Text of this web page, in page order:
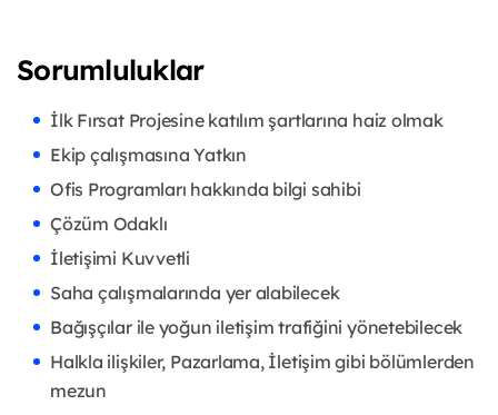
Sorumluluklar
İlk Fırsat Projesine katılım şartlarına haiz olmak
Ekip çalışmasına Yatkın
Ofis Programları hakkında bilgi sahibi
Çözüm Odaklı
İletişimi Kuvvetli
Saha çalışmalarında yer alabilecek
Bağışçılar ile yoğun iletişim trafiğini yönetebilecek
Halkla ilişkiler, Pazarlama, İletişim gibi bölümlerden
mezun